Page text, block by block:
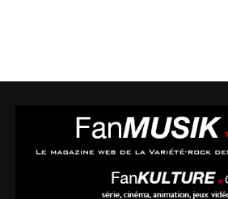
Les réponses incomplètes (sans mail, etc)
compte. Un livre est à gagner. Les
départagées par la question subsidiaire.